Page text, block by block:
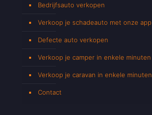
Bedrijfsauto verkopen
Verkoop je schadeauto met onze app
Defecte auto verkopen
Verkoop je camper in enkele minuten
Verkoop je caravan in enkele minuten
Contact